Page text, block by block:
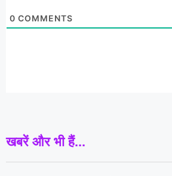
0 COMMENTS
खबरें और भी हैं...